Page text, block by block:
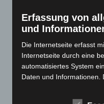
Juli 2023(118)
Mai 2023(139)
April 2023(155)
März 2023(174)
(154)
Erfassung von
und
Die Internetseite erfasst
Internetseite durch eine
automatisiertes System
Daten und Informationen.
gespeichert. Erfasst